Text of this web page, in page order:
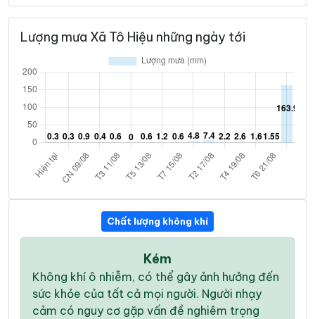
Lượng mưa Xã Tô Hiệu những ngày tới
Chất lượng không khí
Kém
Không khí ô nhiễm, có thể gây ảnh hưởng đến
sức khỏe của tất cả mọi người. Người nhạy
cảm có nguy cơ gặp vấn đề nghiêm trọng